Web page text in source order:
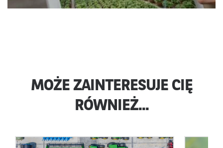
MOŻE ZAINTERESUJE CIĘ
RÓWNIEŻ...